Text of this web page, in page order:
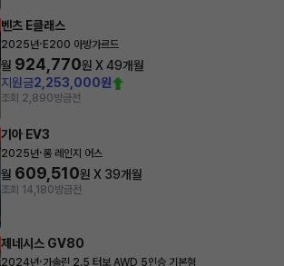
벤츠 E클래스
2025년· E200 아방가르드
월 924,770원 X49개월
지원금2,253,000원
조회 2,890방금전
기아 EV3
2025년·롱 레인지 어스
월 609,510원 X 39개월
조회 14,180방금전
제네시스 GV80
2024년·가솔린 2.5 터보 AWD 5인승 기본형